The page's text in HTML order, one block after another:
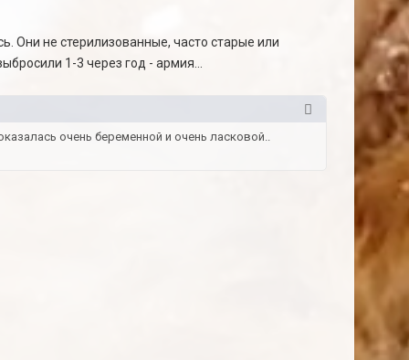
Они не стерилизованные, часто старые или
1-3 через год - армия...
очень беременной и очень ласковой..